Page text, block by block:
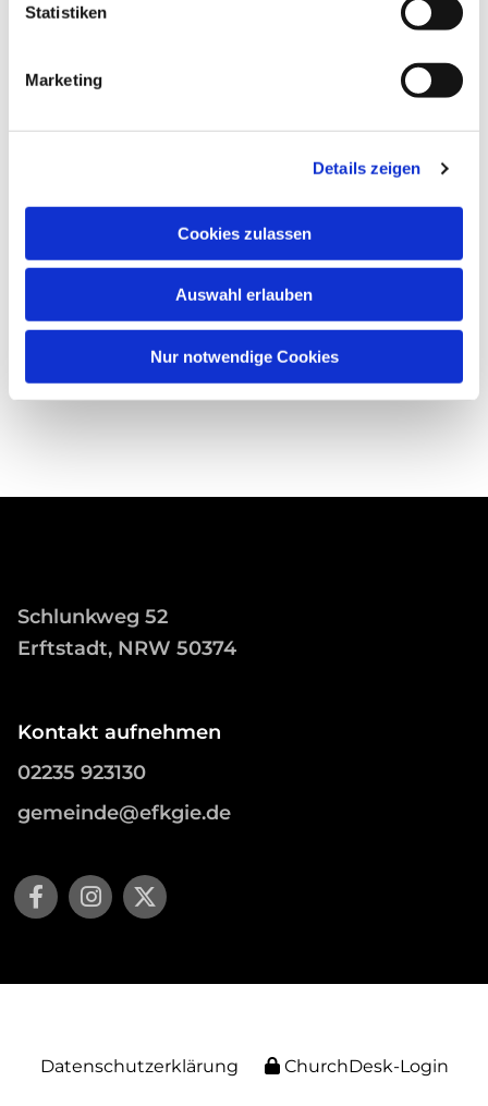
Statistiken
Marketing
Details zeigen
Cookies zulassen
Auswahl erlauben
Nur notwendige Cookies
Schlunkweg 52
Erftstadt, NRW 50374
Kontakt aufnehmen
02235 923130
gemeinde@efkgie.de
Datenschutzerklärung ChurchDesk-Login